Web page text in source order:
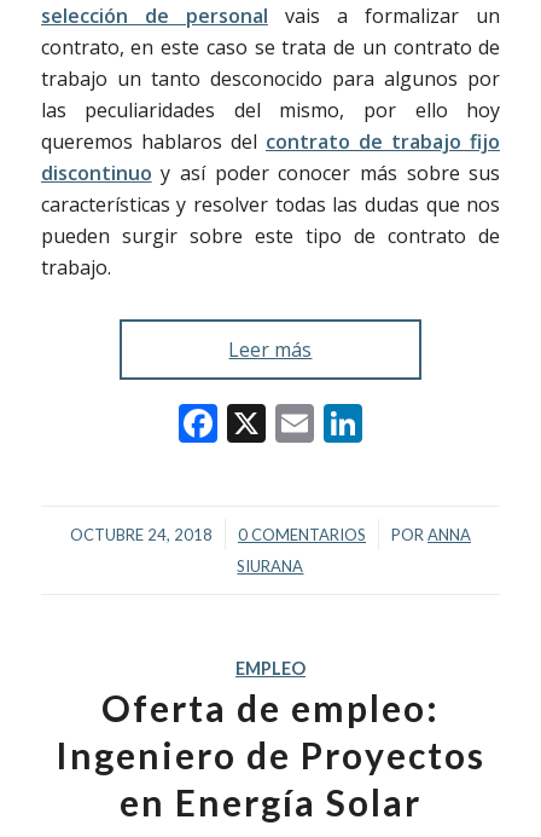
selección de personal vais a formalizar un
contrato, en este caso se trata de un contrato de
trabajo un tanto desconocido para algunos por
las peculiaridades del mismo, por ello hoy
queremos hablaros del contrato de trabajo fijo
discontinuo y así poder conocer más sobre sus
características y resolver todas las dudas que nos
pueden surgir sobre este tipo de contrato de
trabajo.
Leer más
Facebook
X EmailLinkedIn
OCTUBRE 24, 2018
/ 0 COMENTARIOS
/ POR ANNA
SIURANA
EMPLEO
Oferta de empleo:
Ingeniero de Proyectos
en Energía Solar